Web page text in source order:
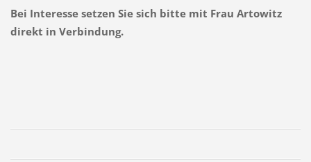
Bei Interesse setzen Sie sich bitte mit Frau Artowitz
direkt in Verbindung.